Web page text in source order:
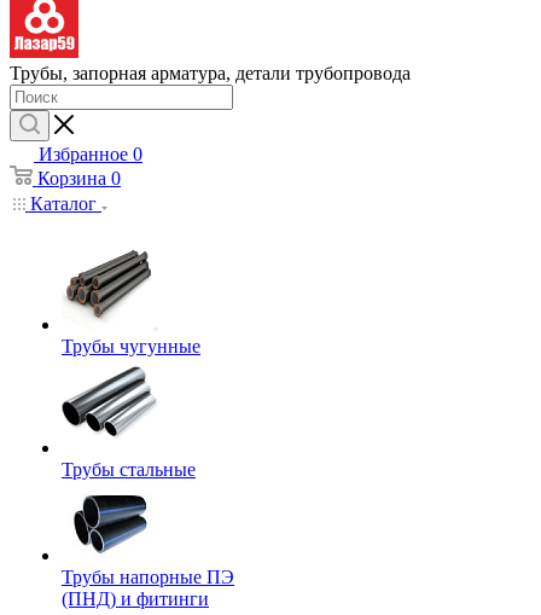
Трубы, запорная арматура, детали трубопровода
Избранное 0
Корзина 0
Каталог
Трубы чугунные
Трубы стальные
Трубы напорные ПЭ
(ПНД) и фитинги